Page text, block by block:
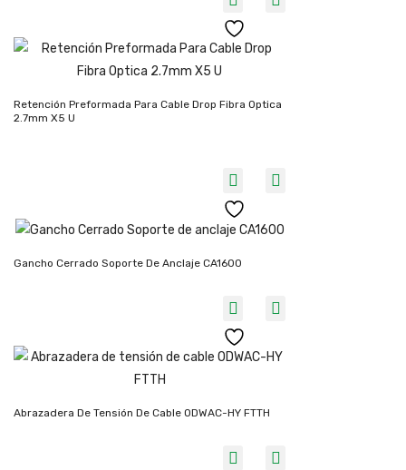
Retención Preformada Para Cable Drop Fibra Optica
2.7mm X5 U
Gancho Cerrado Soporte De Anclaje CA1600
Abrazadera De Tensión De Cable ODWAC-HY FTTH